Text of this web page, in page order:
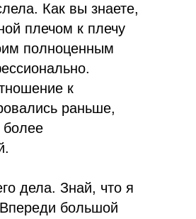
Как вы знаете,
плечом к плечу
полноценным
к
раньше,
более
дела. Знай, что я
большой